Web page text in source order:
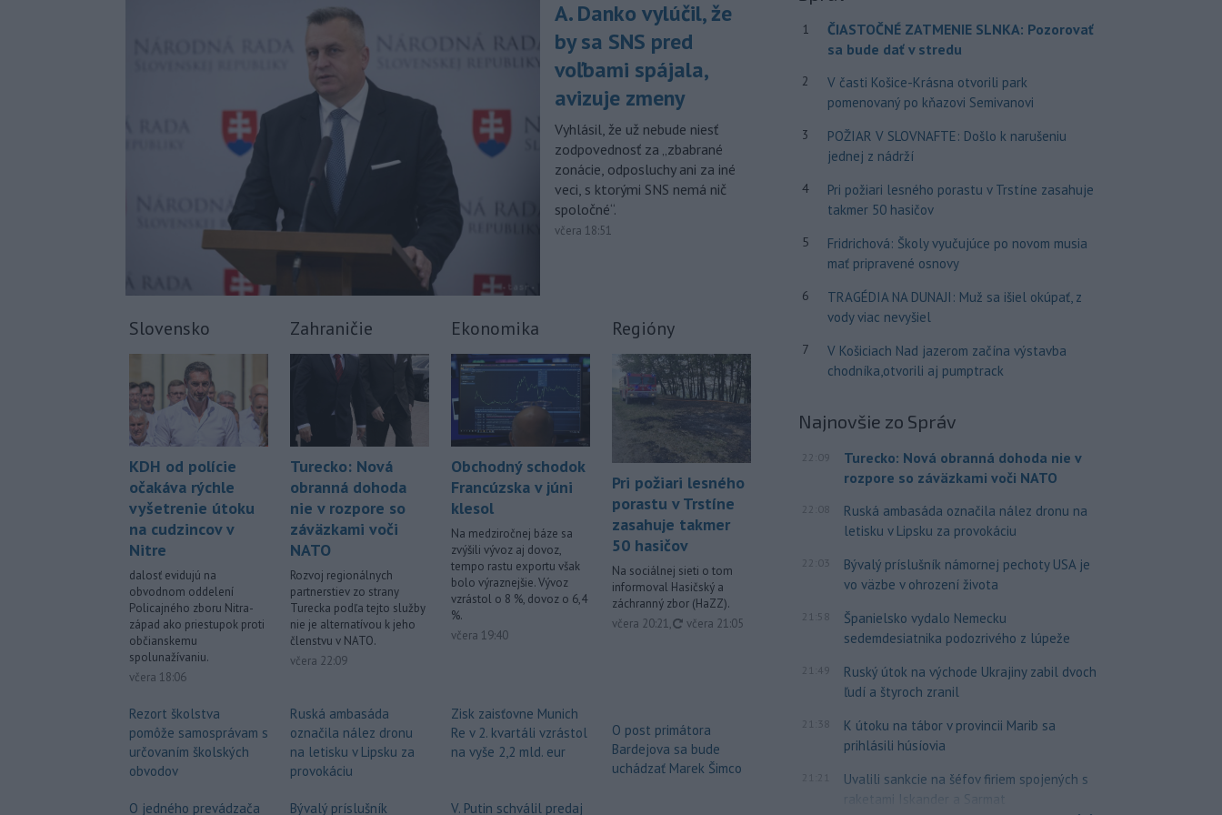
júla 2026 herečka a dlhoročná
členka Slovenského komorného
divadla (SKD) v Martine Helena
Sudická.
10:15 - Národná diaľničná
spoločnosť (NDS) ukončila výmenu
mostného záveru na ľavej strane
mosta Lanfranconi, ktorý je súčasťou
bratislavskej diaľnice D2.
Viac >
A. Danko vylúčil, že
by sa SNS pred
voľbami spájala,
avizuje zmeny
Vyhlásil, že už nebude niesť
zodpovednosť za „zbabrané
zonácie, odposluchy ani za iné
veci, s ktorými SNS nemá nič
spoločné“.
včera 18:51
Slovensko
KDH od polície
očakáva rýchle
vyšetrenie útoku
na cudzincov v
Nitre
dalosť evidujú na
obvodnom oddelení
Policajného zboru Nitra-
západ ako priestupok proti
občianskemu
spolunažívaniu.
včera 18:06
Rezort školstva
pomôže samosprávam s
určovaním školských
obvodov
O jedného prevádzača
Zahraničie
Turecko: Nová
obranná dohoda
nie v rozpore so
záväzkami voči
NATO
Rozvoj regionálnych
partnerstiev zo strany
Turecka podľa tejto služby
nie je alternatívou k jeho
členstvu v NATO.
včera 22:09
Ruská ambasáda
označila nález dronu
na letisku v Lipsku za
provokáciu
Bývalý príslušník
Ekonomika
Obchodný schodok
Francúzska v júni
klesol
Na medziročnej báze sa
zvýšili vývoz aj dovoz,
tempo rastu exportu však
bolo výraznejšie. Vývoz
vzrástol o 8 %, dovoz o 6,4
%.
včera 19:40
Zisk zaisťovne Munich
Re v 2. kvartáli vzrástol
na vyše 2,2 mld. eur
V. Putin schválil predaj
Regióny
Pri požiari lesného
porastu v Trstíne
zasahuje takmer
50 hasičov
Na sociálnej sieti o tom
informoval Hasičský a
záchranný zbor (HaZZ).
včera 20:21, aktualizované
včera 21:05
O post primátora
Bardejova sa bude
uchádzať Marek Šimco
1
ČIASTOČNÉ ZATMENIE SLNKA: Pozorovať
sa bude dať v stredu
2
V časti Košice-Krásna otvorili park
pomenovaný po kňazovi Semivanovi
3
POŽIAR V SLOVNAFTE: Došlo k narušeniu
jednej z nádrží
4
Pri požiari lesného porastu v Trstíne zasahuje
takmer 50 hasičov
5
Fridrichová: Školy vyučujúce po novom musia
mať pripravené osnovy
6
TRAGÉDIA NA DUNAJI: Muž sa išiel okúpať, z
vody viac nevyšiel
7
V Košiciach Nad jazerom začína výstavba
chodníka,otvorili aj pumptrack
Najnovšie zo Správ
22:09
Turecko: Nová obranná dohoda nie v
rozpore so záväzkami voči NATO
22:08
Ruská ambasáda označila nález dronu na
letisku v Lipsku za provokáciu
22:03
Bývalý príslušník námornej pechoty USA je
vo väzbe v ohrození života
21:58
Španielsko vydalo Nemecku
sedemdesiatnika podozrivého z lúpeže
21:49
Ruský útok na východe Ukrajiny zabil dvoch
ľudí a štyroch zranil
21:38
K útoku na tábor v provincii Marib sa
prihlásili húsíovia
Uvalili sankcie na šéfov firiem spojených s
raketami Iskander a Sarmat